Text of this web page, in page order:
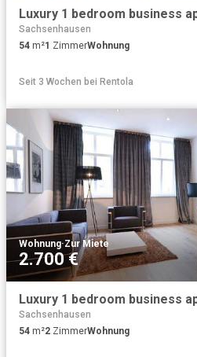
Sachsenhausen
54 m²1 ZimmerWohnung
Seit 3 Wochen bei Rentola
Wohnung·Zur Miete
2.700 €
Sachsenhausen
54 m²2 ZimmerWohnung